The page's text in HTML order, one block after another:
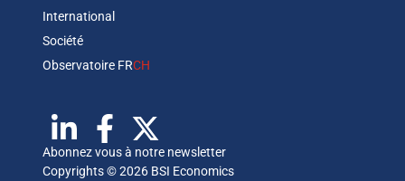
International
Société
Observatoire FRCH
Abonnez vous à notre newsletter
Copyrights © 2026 BSI Economics